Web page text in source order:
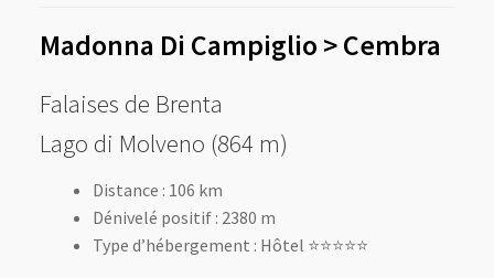
Madonna Di Campiglio > Cembra
Falaises de Brenta
Lago di Molveno (864 m)
Distance : 106 km
Dénivelé positif : 2380 m
Type d’hébergement : Hôtel ⭐️⭐️⭐️⭐️⭐️